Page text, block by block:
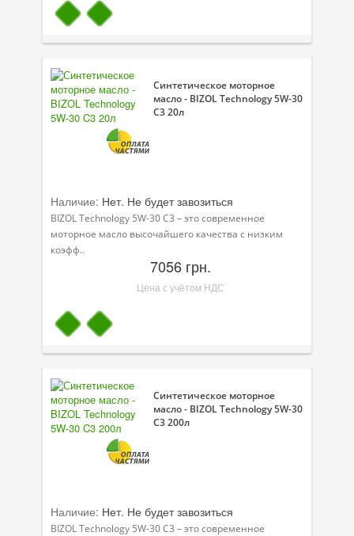
Синтетическое моторное
масло - BIZOL Technology 5W-30
C3 20л
Наличие: Нет. Не будет завозиться
BIZOL Technology 5W-30 C3 – это современное
моторное масло высочайшего качества с низким
коэфф..
7056 грн.
Цена с учётом НДС
Синтетическое моторное
масло - BIZOL Technology 5W-30
C3 200л
Наличие: Нет. Не будет завозиться
BIZOL Technology 5W-30 C3 – это современное